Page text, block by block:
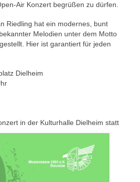
Air Konzert begrüßen zu dürfen.
Riedling hat ein modernes, bunt
Melodien unter dem Motto
Hier ist garantiert für jeden
Dielheim
in der Kulturhalle Dielheim statt